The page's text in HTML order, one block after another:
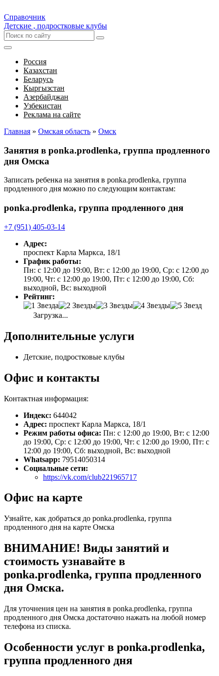
Справочник
Детские , подростковые клубы
Россия
Казахстан
Беларусь
Кыргызстан
Азербайджан
Узбекистан
Реклама на сайте
Главная » Омская область » Омск
Занятия в ponka.prodlenka, группа продленного
дня Омска
Записать ребенка на занятия в ponka.prodlenka, группа
продленного дня можно по следующим контактам:
ponka.prodlenka, группа продленного дня
+7 (951) 405-03-14
Адрес:
проспект Карла Маркса, 18/1
График работы:
Пн: с 12:00 до 19:00, Вт: с 12:00 до 19:00, Ср: с 12:00 до
19:00, Чт: с 12:00 до 19:00, Пт: с 12:00 до 19:00, Сб:
выходной, Вс: выходной
Рейтинг:
Загрузка...
Дополнительные услуги
Детские, подростковые клубы
Офис и контакты
Контактная информация:
Индекс: 644042
Адрес: проспект Карла Маркса, 18/1
Режим работы офиса: Пн: с 12:00 до 19:00, Вт: с 12:00
до 19:00, Ср: с 12:00 до 19:00, Чт: с 12:00 до 19:00, Пт: с
12:00 до 19:00, Сб: выходной, Вс: выходной
Whatsapp: 79514050314
Социальные сети:
https://vk.com/club221965717
Офис на карте
Узнайте, как добраться до ponka.prodlenka, группа
продленного дня на карте Омска
ВНИМАНИЕ! Виды занятий и
стоимость узнавайте в
ponka.prodlenka, группа продленного
дня Омска.
Для уточнения цен на занятия в ponka.prodlenka, группа
продленного дня Омска достаточно нажать на любой номер
телефона из списка.
Особенности услуг в ponka.prodlenka,
группа продленного дня